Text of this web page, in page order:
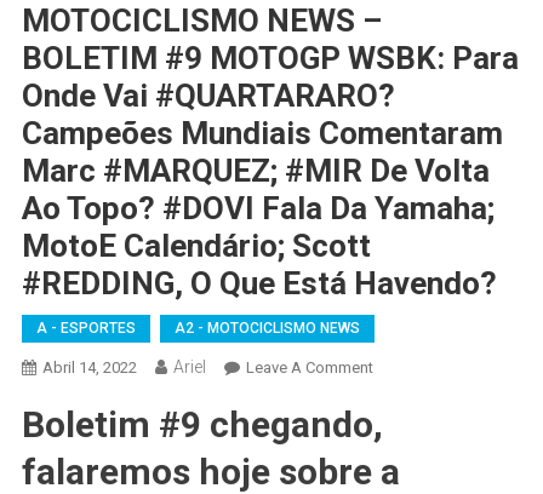
MOTOCICLISMO NEWS –
BOLETIM #9 MOTOGP WSBK: Para
Onde Vai #QUARTARARO?
Campeões Mundiais Comentaram
Marc #MARQUEZ; #MIR De Volta
Ao Topo? #DOVI Fala Da Yamaha;
MotoE Calendário; Scott
#REDDING, O Que Está Havendo?
A - ESPORTES A2 - MOTOCICLISMO NEWS
Abril 14, 2022 Ariel Leave A CommentOn
NEWS
–
BOLETIM
Boletim #9 chegando,
falaremos hoje sobre a